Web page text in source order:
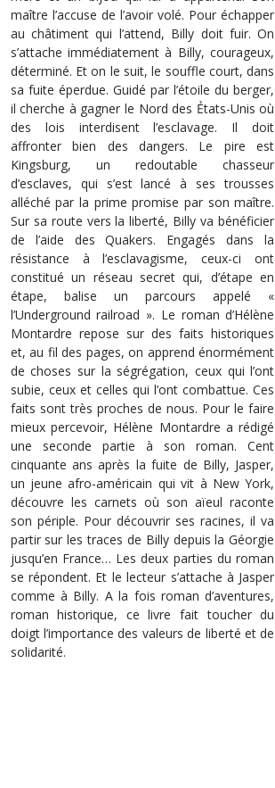
maître l’accuse de l’avoir volé. Pour échapper
au châtiment qui l’attend, Billy doit fuir. On
s’attache immédiatement à Billy, courageux,
déterminé. Et on le suit, le souffle court, dans
sa fuite éperdue. Guidé par l’étoile du berger,
il cherche à gagner le Nord des Ẻtats-Unis où
des lois interdisent l’esclavage. Il doit
affronter bien des dangers. Le pire est
Kingsburg, un redoutable chasseur
d’esclaves, qui s’est lancé à ses trousses
alléché par la prime promise par son maître.
Sur sa route vers la liberté, Billy va bénéficier
de l’aide des Quakers. Engagés dans la
résistance à l’esclavagisme, ceux-ci ont
constitué un réseau secret qui, d’étape en
étape, balise un parcours appelé «
l’Underground railroad ». Le roman d’Hélène
Montardre repose sur des faits historiques
et, au fil des pages, on apprend énormément
de choses sur la ségrégation, ceux qui l’ont
subie, ceux et celles qui l’ont combattue. Ces
faits sont très proches de nous. Pour le faire
mieux percevoir, Hélène Montardre a rédigé
une seconde partie à son roman. Cent
cinquante ans après la fuite de Billy, Jasper,
un jeune afro-américain qui vit à New York,
découvre les carnets où son aïeul raconte
son périple. Pour découvrir ses racines, il va
partir sur les traces de Billy depuis la Géorgie
jusqu’en France… Les deux parties du roman
se répondent. Et le lecteur s’attache à Jasper
comme à Billy. A la fois roman d’aventures,
roman historique, ce livre fait toucher du
doigt l’importance des valeurs de liberté et de
solidarité.